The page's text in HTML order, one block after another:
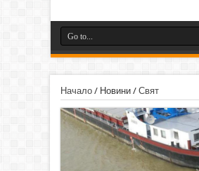
Начало/ Новини/ Свят